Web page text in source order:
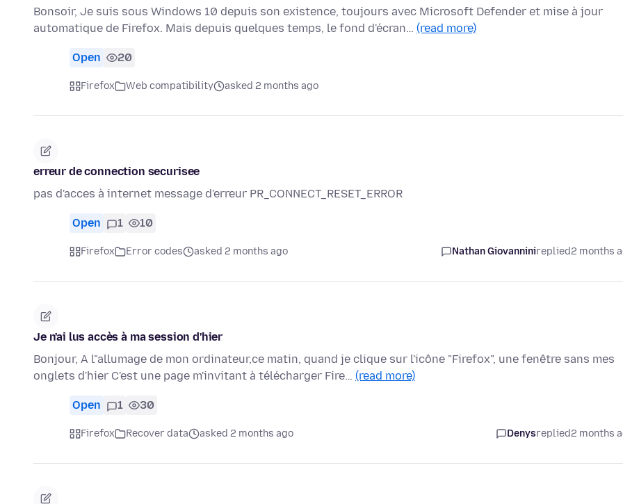
Bonsoir, Je suis sous Windows 10 depuis son existence, toujours avec Microsoft Defender et mise à jour
automatique de Firefox. Mais depuis quelques temps, le fond d'écran… (read more)
Open 20
Firefox Web compatibility asked 2 months ago
erreur de connection securisee
pas d'acces à internet message d'erreur PR_CONNECT_RESET_ERROR
Open 1 10
Firefox Error codes asked 2 months ago Nathan Giovanninireplied2 months
Je n'ai lus accès à ma session d'hier
Bonjour, A l"allumage de mon ordinateur,ce matin, quand je clique sur l'icône "Firefox", une fenêtre sans mes
onglets d'hier C'est une page m'invitant à télécharger Fire… (read more)
Open 1 30
Firefox Recover data asked 2 months ago Denysreplied2 months